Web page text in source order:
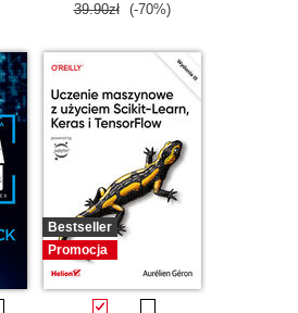
39.90zł (-70%)
Bestseller
Promocja